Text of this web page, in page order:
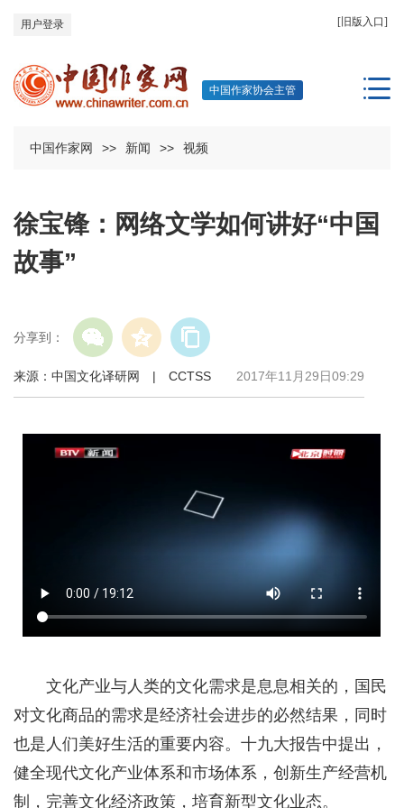
[旧版入口]
用户登录
中国作家协会主管
中国作家网 >> 新闻 >> 视频
徐宝锋：网络文学如何讲好“中国
故事”
分享到：
来源：中国文化译研网 | CCTSS 2017年11月29日09:29
文化产业与人类的文化需求是息息相关的，国民
对文化商品的需求是经济社会进步的必然结果，同时
也是人们美好生活的重要内容。十九大报告中提出，
健全现代文化产业体系和市场体系，创新生产经营机
制，完善文化经济政策，培育新型文化业态。